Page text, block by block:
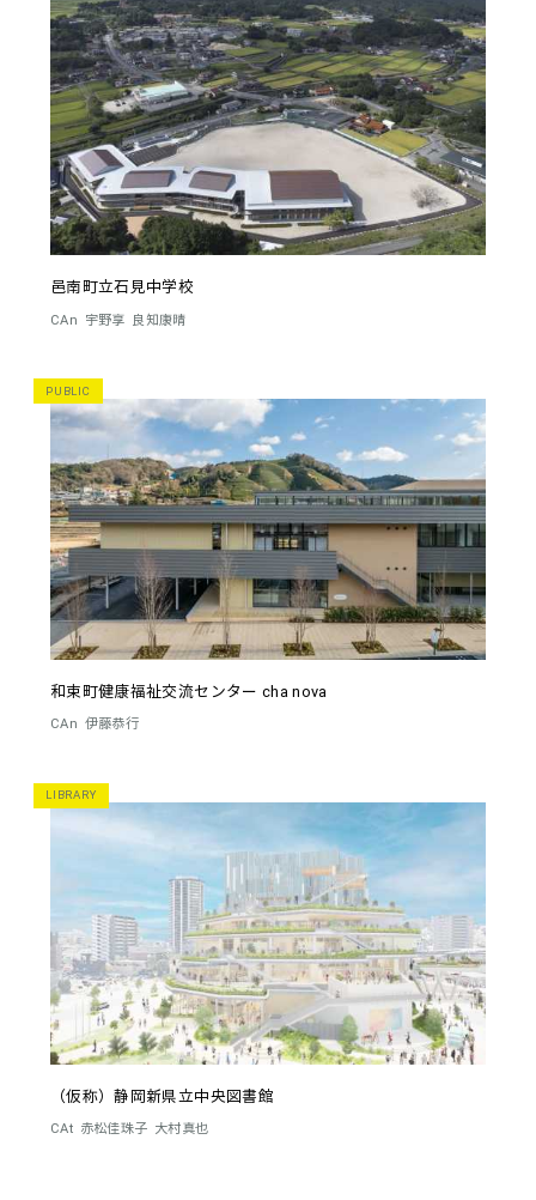
邑南町立石見中学校
CAn 宇野享 良知康晴
PUBLIC
和束町健康福祉交流センター cha nova
CAn 伊藤恭行
LIBRARY
（仮称）静岡新県立中央図書館
CAt 赤松佳珠子 大村真也